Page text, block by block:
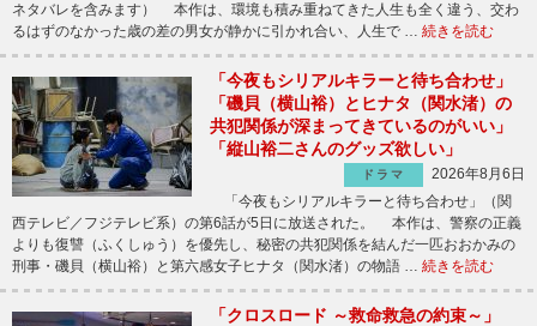
ネタバレを含みます） 本作は、環境も積み重ねてきた人生も全く違う、交わ
るはずのなかった歳の差の男女が静かに引かれ合い、人生で … 続きを読む
「今夜もシリアルキラーと待ち合わせ」
「磯貝（横山裕）とヒナタ（関水渚）の
共犯関係が深まってきているのがいい」
「縦山裕二さんのグッズ欲しい」
ドラマ
2026年8月6日
「今夜もシリアルキラーと待ち合わせ」（関
西テレビ／フジテレビ系）の第6話が5日に放送された。 本作は、警察の正義
よりも復讐（ふくしゅう）を優先し、秘密の共犯関係を結んだ一匹おおかみの
刑事・磯貝（横山裕）と第六感女子ヒナタ（関水渚）の物語 … 続きを読む
「クロスロード ～救命救急の約束～」